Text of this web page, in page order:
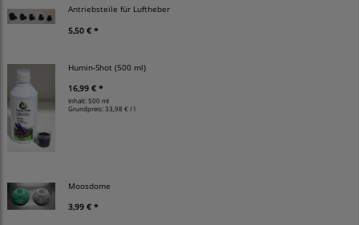
Antriebsteile für Luftheber
5,50 € *
Humin-Shot (500 ml)
16,99 € *
Inhalt: 500 ml
Grundpreis:33,98 € / l
Moosdome
3,99 € *